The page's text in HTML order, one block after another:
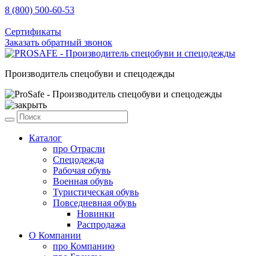
8 (800) 500-60-53
Сертификаты
Заказать обратный звонок
Производитель спецобуви и спецодежды
Каталог
про Отрасли
Спецодежда
Рабочая обувь
Военная обувь
Туристическая обувь
Повседневная обувь
Новинки
Распродажа
О Компании
про Компанию